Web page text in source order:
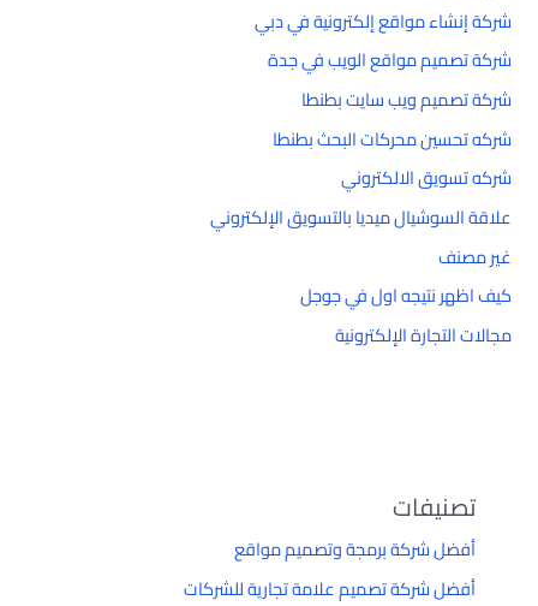
شركة إنشاء مواقع إلكترونية في دبي
شركة تصميم مواقع الويب في جدة
شركة تصميم ويب سايت بطنطا
شركه تحسين محركات البحث بطنطا
شركه تسويق الالكتروني
علاقة السوشيال ميديا بالتسويق الإلكتروني
غير مصنف
كيف اظهر نتيجه اول في جوجل
مجالات التجارة الإلكترونية
تصنيفات
أفضل شركة برمجة وتصميم مواقع
أفضل شركة تصميم علامة تجارية للشركات